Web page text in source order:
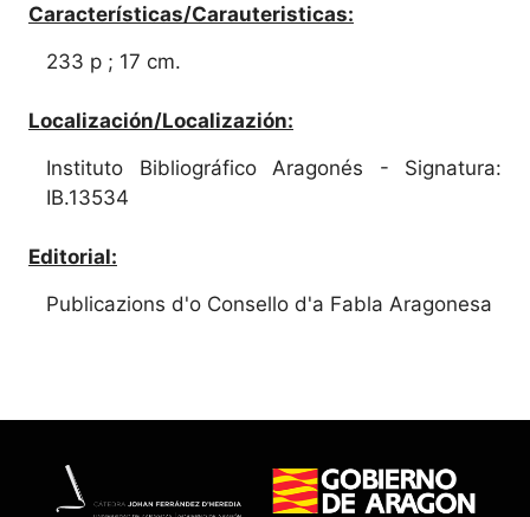
Características/Carauteristicas:
233 p ; 17 cm.
Localización/Localizazión:
Instituto Bibliográfico Aragonés - Signatura:
IB.13534
Editorial:
Publicazions d'o Consello d'a Fabla Aragonesa